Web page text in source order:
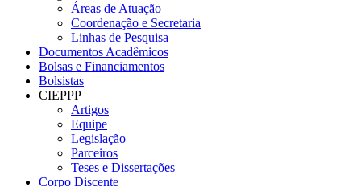
Áreas de Atuação
Coordenação e Secretaria
Linhas de Pesquisa
Documentos Acadêmicos
Bolsas e Financiamentos
Bolsistas
CIEPPP
Artigos
Equipe
Legislação
Parceiros
Teses e Dissertações
Corpo Discente